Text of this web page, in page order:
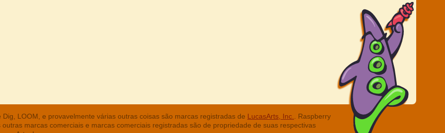
LOOM, e provavelmente várias outras coisas são marcas registradas de LucasArts, Inc.
. Raspberry
marcas comerciais e marcas comerciais registradas são de propriedade de suas respectivas